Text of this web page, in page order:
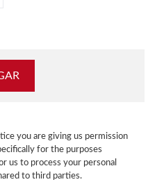
you are giving us permission
for the purposes
us to process your personal
to third parties.